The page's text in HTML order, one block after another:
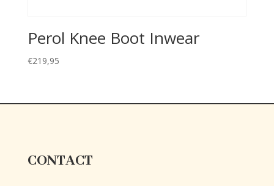
Perol Knee Boot Inwear
€219,95
CONTACT